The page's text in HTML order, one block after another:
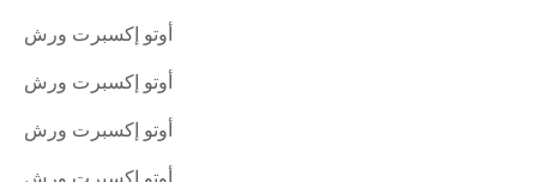
أوتو إكسبرت ورش
أوتو إكسبرت ورش
أوتو إكسبرت ورش